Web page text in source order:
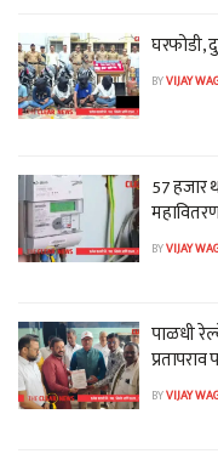
घरफोडी,
BYVIJAY
57 हजार
BYVIJAY
पाळधी
BYVIJAY